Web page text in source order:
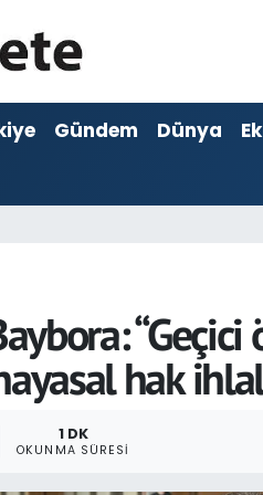
Gündem Dünya
hak
1 DK
OKUNMA SÜRESI